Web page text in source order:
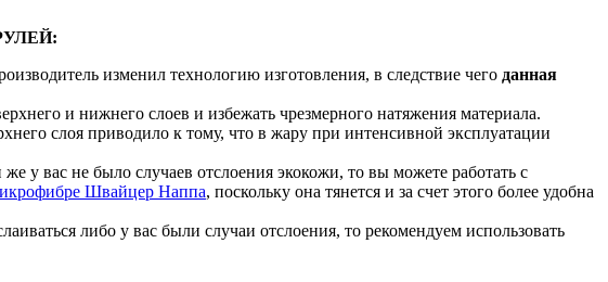
изменил технологию изготовления, в следствие чего данная
и нижнего слоев и избежать чрезмерного натяжения материала.
слоя приводило к тому, что в жару при интенсивной эксплуатации
у вас не было случаев отслоения экокожи, то вы можете работать с
Швайцер Наппа, поскольку она тянется и за счет этого более удобна
либо у вас были случаи отслоения, то рекомендуем использовать